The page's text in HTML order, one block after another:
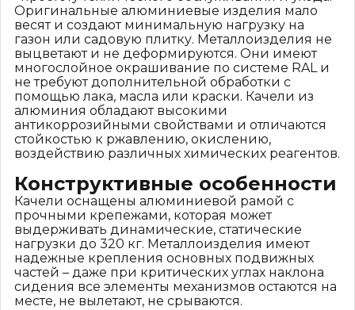
Оригинальные алюминиевые изделия мало
весят и создают минимальную нагрузку на
газон или садовую плитку. Металлоизделия не
выцветают и не деформируются. Они имеют
многослойное окрашивание по системе RAL и
не требуют дополнительной обработки с
помощью лака, масла или краски. Качели из
алюминия обладают высокими
антикоррозийными свойствами и отличаются
стойкостью к ржавлению, окислению,
воздействию различных химических реагентов.
Конструктивные особенности
Качели оснащены алюминиевой рамой с
прочными крепежами, которая может
выдерживать динамические, статические
нагрузки до 320 кг. Металлоизделия имеют
надежные крепления основных подвижных
частей – даже при критических углах наклона
сидения все элементы механизмов остаются на
месте, не вылетают, не срываются.